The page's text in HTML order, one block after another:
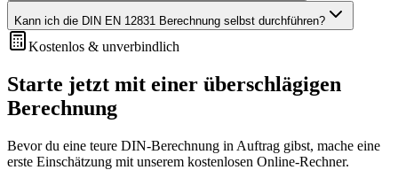
Kann ich die DIN EN 12831 Berechnung selbst durchführen?
Kostenlos & unverbindlich
Starte jetzt mit einer überschlägigen
Berechnung
Bevor du eine teure DIN-Berechnung in Auftrag gibst, mache eine
erste Einschätzung mit unserem kostenlosen Online-Rechner.